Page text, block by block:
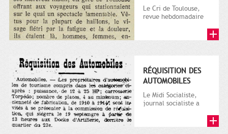
Le Cri de Toulouse,
revue hebdomadaire
puis...
RÉQUISITION DES
AUTOMOBILES
Le Midi Socialiste,
journal socialiste a